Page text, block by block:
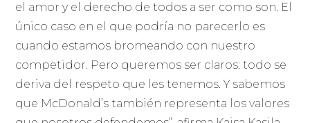
el amor y el derecho de todos a ser como son. El
único caso en el que podría no parecerlo es
cuando estamos bromeando con nuestro
competidor. Pero queremos ser claros: todo se
deriva del respeto que les tenemos. Y sabemos
que McDonald’s también representa los valores